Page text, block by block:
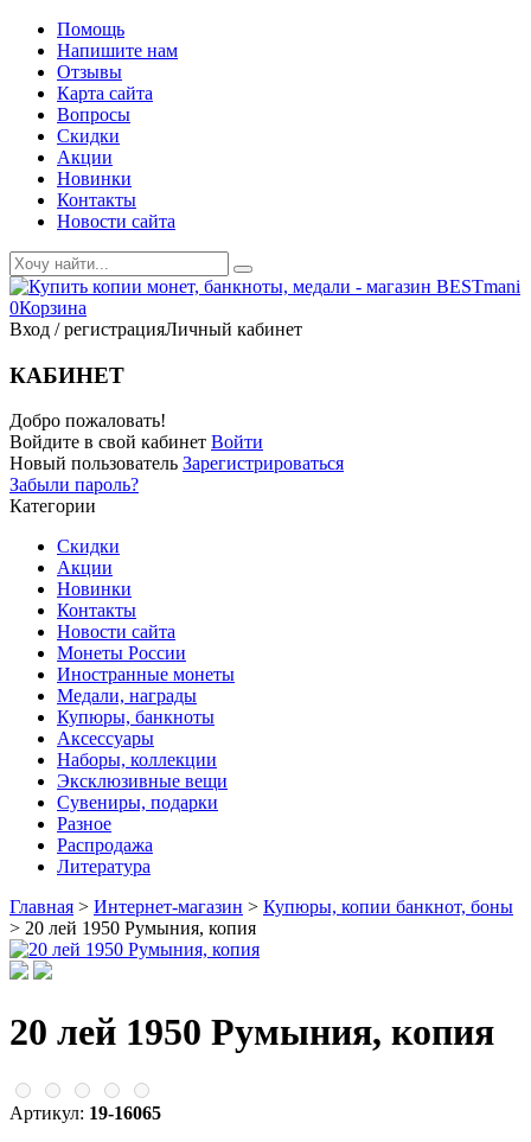
Помощь
Напишите нам
Отзывы
Карта сайта
Вопросы
Скидки
Акции
Новинки
Контакты
Новости сайта
0Корзина
Вход / регистрацияЛичный кабинет
КАБИНЕТ
Добро пожаловать!
Войдите в свой кабинет Войти
Новый пользователь Зарегистрироваться
Забыли пароль?
Категории
Скидки
Акции
Новинки
Контакты
Новости сайта
Монеты России
Иностранные монеты
Медали, награды
Купюры, банкноты
Аксессуары
Наборы, коллекции
Эксклюзивные вещи
Сувениры, подарки
Разное
Распродажа
Литература
Главная > Интернет-магазин > Купюры, копии банкнот, боны
> 20 лей 1950 Румыния, копия
20 лей 1950 Румыния, копия
Артикул: 19-16065